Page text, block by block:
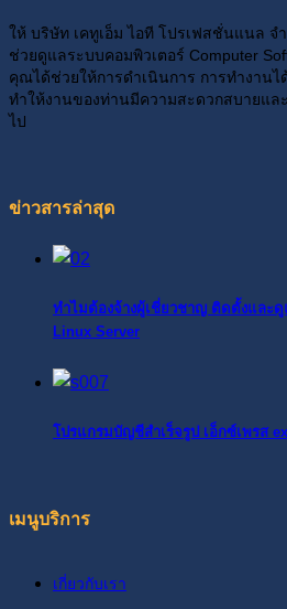
ให้ บริษัท เคทูเอ็ม ไอที โปรเฟสชั่นแนล จ
ช่วยดูแลระบบคอมพิวเตอร์ Computer
คุณได้ช่วยให้การดำเนินการ การทำงานไ
ทำให้งานของท่านมีความสะดวกสบายแล
ไป
ข่าวสารล่าสุด
ทำไมต้องจ้างผู้เชี่ยวชาญ ติดตั้งและ
Linux Server
โปรแกรมบัญชีสำเร็จรูป เอ็กซ์เพรส
เมนูบริการ
เกี่ยวกับเรา